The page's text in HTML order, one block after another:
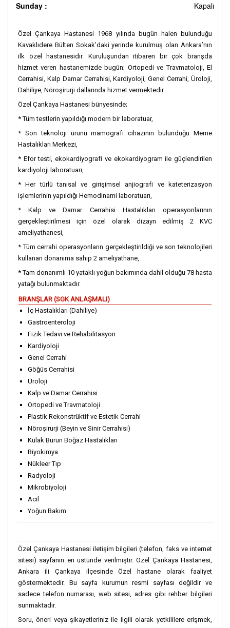
Sunday :
Kapalı
Özel Çankaya Hastanesi 1968 yılında bugün halen bulunduğu
Kavaklıdere Bülten Sokak’daki yerinde kurulmuş olan Ankara’nın
ilk özel hastanesidir. Kuruluşundan itibaren bir çok branşda
hizmet veren hastanemizde bugün; Ortopedi ve Travmatoloji, El
Cerrahisi, Kalp Damar Cerrahisi, Kardiyoloji, Genel Cerrahi, Üroloji,
Dahiliye, Nöroşirurji dallarında hizmet vermektedir.
Özel Çankaya Hastanesi bünyesinde;
* Tüm testlerin yapıldığı modern bir laboratuar,
* Son teknoloji ürünü mamografi cihazının bulunduğu Meme
Hastalıkları Merkezi,
* Efor testi, ekokardiyografi ve ekokardiyogram ile güçlendirilen
kardiyoloji laboratuarı,
* Her türlü tanısal ve girişimsel anjiografi ve kateterizasyon
işlemlerinin yapıldığı Hemodinami laboratuarı,
* Kalp ve Damar Cerrahisi Hastalıkları operasyonlarının
gerçekleştirilmesi için özel olarak dizayn edilmiş 2 KVC
ameliyathanesi,
* Tüm cerrahi operasyonların gerçekleştirildiği ve son teknolojileri
kullanan donanıma sahip 2 ameliyathane,
* Tam donanımlı 10 yataklı yoğun bakımında dahil olduğu 78 hasta
yatağı bulunmaktadır.
BRANŞLAR (SGK ANLAŞMALI)
İç Hastalıkları (Dahiliye)
Gastroenteroloji
Fizik Tedavi ve Rehabilitasyon
Kardiyoloji
Genel Cerrahi
Göğüs Cerrahisi
Üroloji
Kalp ve Damar Cerrahisi
Ortopedi ve Travmatoloji
Plastik Rekonstrüktif ve Estetik Cerrahi
Nöroşirurji (Beyin ve Sinir Cerrahisi)
Kulak Burun Boğaz Hastalıkları
Biyokimya
Nükleer Tıp
Radyoloji
Mikrobiyoloji
Acil
Yoğun Bakım
Özel Çankaya Hastanesi iletişim bilgileri (telefon, faks ve internet
sitesi) sayfanın en üstünde verilmiştir. Özel Çankaya Hastanesi,
Ankara ili Çankaya ilçesinde Özel hastane olarak faaliyet
göstermektedir. Bu sayfa kurumun resmi sayfası değildir ve
sadece telefon numarası, web sitesi, adres gibi rehber bilgileri
sunmaktadır.
Soru, öneri veya şikayetleriniz ile ilgili olarak yetkililere erişmek,